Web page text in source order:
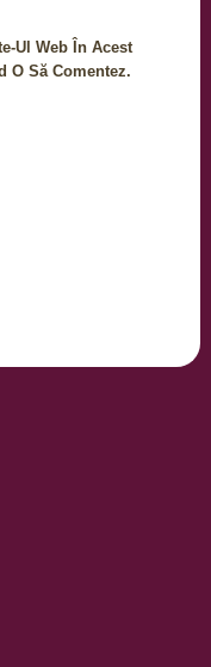
Ul Web În Acest
O Să Comentez.